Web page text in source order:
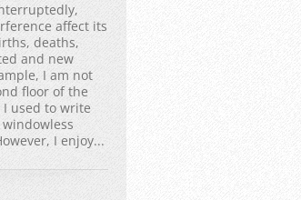
affect its
deaths,
and new
I am not
floor of the
used to write
I enjoy...